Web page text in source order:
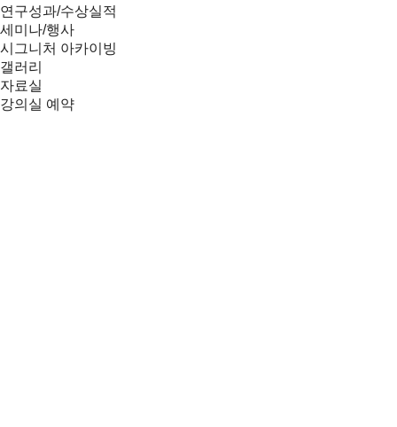
연구성과/수상실적
세미나/행사
시그니처 아카이빙
갤러리
자료실
강의실 예약